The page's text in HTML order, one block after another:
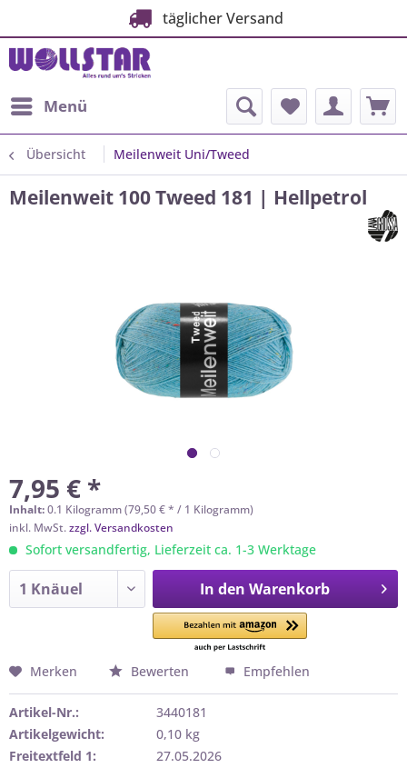
täglicher Versand
Menü
Übersicht Meilenweit Uni/Tweed
Meilenweit 100 Tweed 181 | Hellpetrol
7,95 € *
Inhalt:0.1 Kilogramm (79,50 € * / 1 Kilogramm)
inkl. MwSt.zzgl. Versandkosten
Sofort versandfertig, Lieferzeit ca. 1-3 Werktage
In den Warenkorb
Merken Bewerten Empfehlen
Artikel-Nr.:
3440181
Artikelgewicht:
0,10 kg
Freitextfeld 1:
27.05.2026